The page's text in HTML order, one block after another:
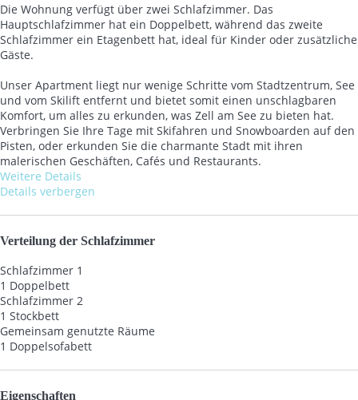
Die Wohnung verfügt über zwei Schlafzimmer. Das
Hauptschlafzimmer hat ein Doppelbett, während das zweite
Schlafzimmer ein Etagenbett hat, ideal für Kinder oder zusätzliche
Gäste.
Unser Apartment liegt nur wenige Schritte vom Stadtzentrum, See
und vom Skilift entfernt und bietet somit einen unschlagbaren
Komfort, um alles zu erkunden, was Zell am See zu bieten hat.
Verbringen Sie Ihre Tage mit Skifahren und Snowboarden auf den
Pisten, oder erkunden Sie die charmante Stadt mit ihren
malerischen Geschäften, Cafés und Restaurants.
Weitere Details
Details verbergen
Verteilung der Schlafzimmer
Schlafzimmer 1
1 Doppelbett
Schlafzimmer 2
1 Stockbett
Gemeinsam genutzte Räume
1 Doppelsofabett
Eigenschaften